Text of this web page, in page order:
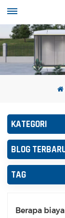
KATEGORI
BLOG
TAG
Berapa